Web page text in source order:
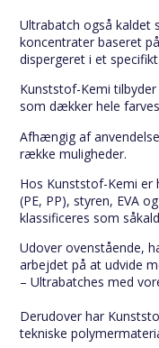
Ultrabatch også kaldet
koncentrater baseret
dispergeret i et
Kunststof-Kemi
som dækker hele
Afhængig af
række muligheder.
Hos Kunststof-Kemi
(PE, PP), styren, EVA
klassificeres som
Udover ovenstående,
arbejdet på at udvide
– Ultrabatches med
Derudover har
tekniske